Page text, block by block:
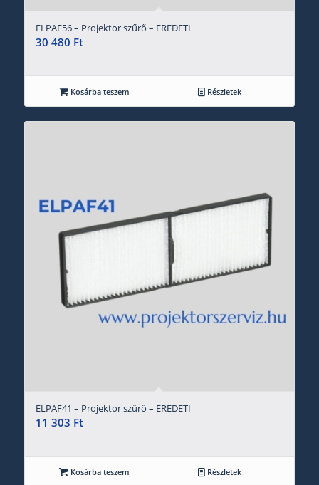
ELPAF56 – Projektor szűrő – EREDETI
30 480 Ft
Kosárba teszem Részletek
ELPAF41 – Projektor szűrő – EREDETI
11 303 Ft
Kosárba teszem Részletek